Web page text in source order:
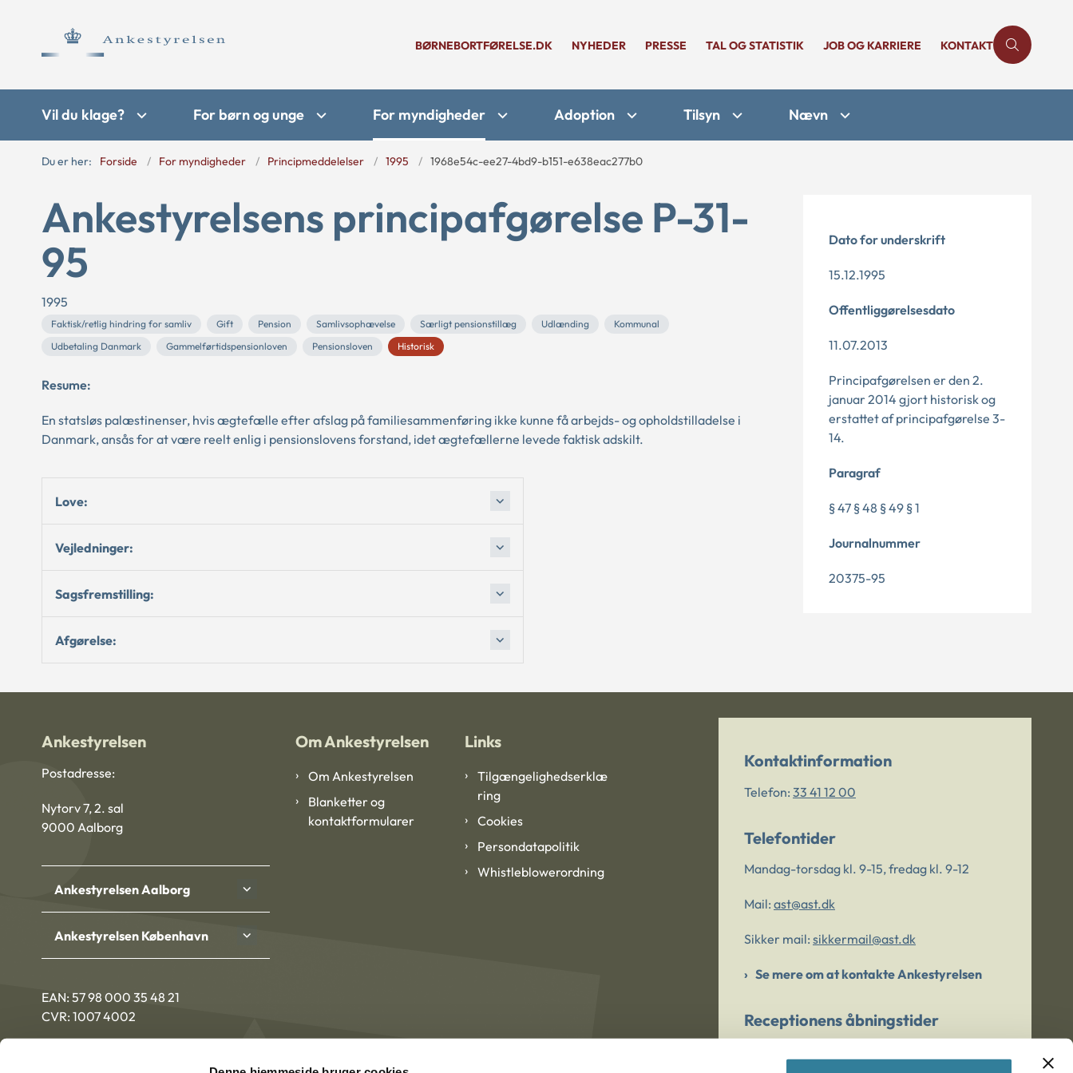
BØRNEBORTFØRELSE.DK NYHEDER PRESSE TAL OG STATISTIK JOB OG KARRIERE KONTAKT
Vil du klage? For børn og unge For myndigheder Adoption Tilsyn Nævn
Du er her: Forside For myndigheder Principmeddelelser 1995 1968e54c-ee27-4bd9-b151-e638eac277b0
Ankestyrelsens principafgørelse P-31-
95
1995
Faktisk/retlig hindring for samliv Gift Pension Samlivsophævelse Særligt pensionstillæg Udlænding
Kommunal
Udbetaling Danmark
Gammelførtidspensionloven Pensionsloven Historisk
Resume:
En statsløs palæstinenser, hvis ægtefælle efter afslag på familiesammenføring ikke kunne få arbejds- og opholdstilladelse i
Danmark, ansås for at være reelt enlig i pensionslovens forstand, idet ægtefællerne levede faktisk adskilt.
Love:
Vejledninger:
Sagsfremstilling:
Afgørelse:
Dato for underskrift
15.12.1995
Offentliggørelsesdato
11.07.2013
Principafgørelsen er den 2.
januar 2014 gjort historisk og
erstattet af principafgørelse 3-
14.
Paragraf
§ 47 § 48 § 49 § 1
Journalnummer
20375-95
Ankestyrelsen
Postadresse:
Nytorv 7, 2. sal
9000 Aalborg
Ankestyrelsen Aalborg
Ankestyrelsen København
EAN: 57 98 000 35 48 21
CVR: 1007 4002
Om Ankestyrelsen
Om Ankestyrelsen
Blanketter og
kontaktformularer
Links
Tilgængelighedserklæ
ring
Cookies
Persondatapolitik
Whistleblowerordning
Kontaktinformation
Telefon: 33 41 12 00
Telefontider
Mandag-torsdag kl. 9-15, fredag kl. 9-12
Mail: ast@ast.dk
Sikker mail: sikkermail@ast.dk
Se mere om at kontakte Ankestyrelsen
Receptionens åbningstider